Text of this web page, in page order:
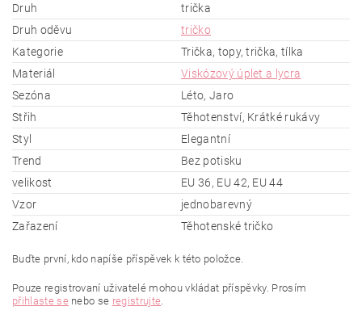
Druh
trička
Druh oděvu
tričko
Kategorie
Trička, topy, trička, tílka
Materiál
Viskózový úplet a lycra
Sezóna
Léto, Jaro
Střih
Těhotenství, Krátké rukávy
Styl
Elegantní
Trend
Bez potisku
velikost
EU 36, EU 42, EU 44
Vzor
jednobarevný
Zařazení
Těhotenské tričko
Buďte první, kdo napíše příspěvek k této položce.
Pouze registrovaní uživatelé mohou vkládat příspěvky. Prosím
přihlaste senebo se registrujte